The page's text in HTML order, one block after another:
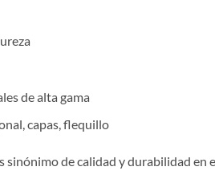
de alta gama
capas, flequillo
sinónimo de calidad y durabilidad